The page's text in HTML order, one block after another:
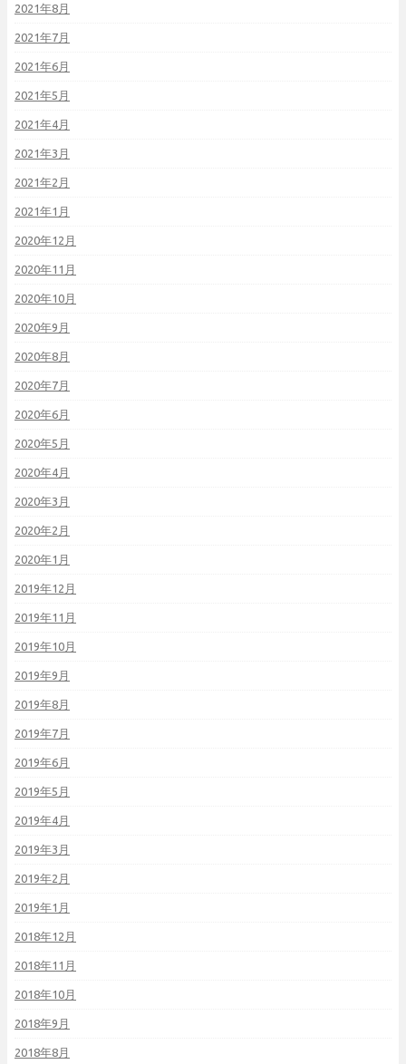
2021年8月
2021年7月
2021年6月
2021年5月
2021年4月
2021年3月
2021年2月
2021年1月
2020年12月
2020年11月
2020年10月
2020年9月
2020年8月
2020年7月
2020年6月
2020年5月
2020年4月
2020年3月
2020年2月
2020年1月
2019年12月
2019年11月
2019年10月
2019年9月
2019年8月
2019年7月
2019年6月
2019年5月
2019年4月
2019年3月
2019年2月
2019年1月
2018年12月
2018年11月
2018年10月
2018年9月
2018年8月